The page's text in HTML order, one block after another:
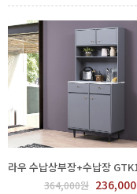
364,000원 236,000